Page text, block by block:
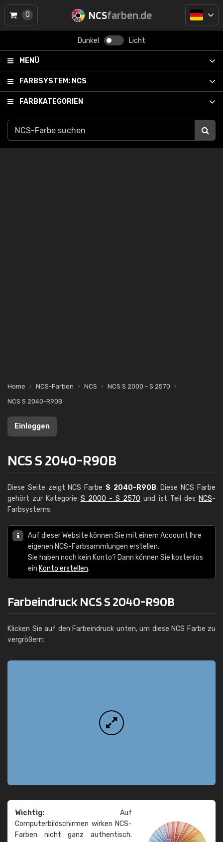
NCSfarben.de
Dunkel Licht
MENÜ
FARBSYSTEM: NCS
FARBKATEGORIEN
0
Home NCS-Farben NCS
NCS S 2000 - S 2570
NCS S 2040-R90B
Einloggen
NCS S 2040-R90B
Diese Seite zeigt NCS Farbe S 2040-R90B. Diese NCS Farbe
gehört zur Kategorie S 2000 - S 2570 und ist Teil des NCS-
Farbsystems.
Auf dieser Website können Sie mit einem Account Ihre
eigenen NCS-Farbsammlungen erstellen.
Sie haben noch kein Konto? Dann können Sie kostenlos
ein Konto erstellen.
Farbeindruck NCS S 2040-R90B
Klicken Sie auf den Farbeindruck unten, um diese NCS Farbe zu
vergrößern:
Wichtig: Auf
Computerbildschirmen wirken NCS-
Farben nicht ganz authentisch.